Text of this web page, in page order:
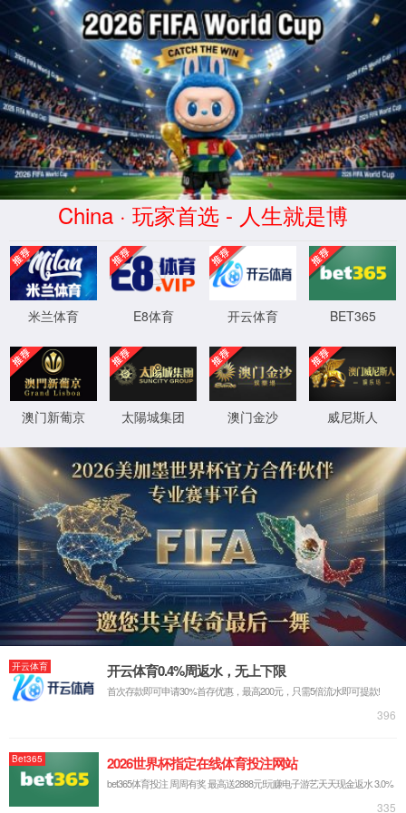
6165总站(CHN)线路检测中心-
baidu百科
哎呀！找不到页面了！
不要伤心，可能是网址错了呢，重新核对一下吧。
回到上一页 回到首页
XML 地图